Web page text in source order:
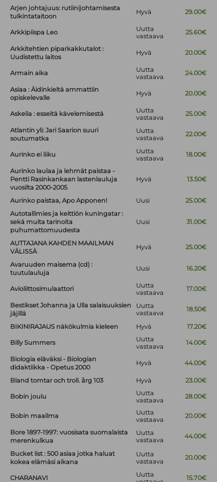
Arjen johtajuus: rutiinijohtamisesta
tulkintataitoon
Hyvä 29.00€
Arkkipiispa Leo
Uutta
vastaava
25.60€
Arkkitehtien piparkakkutalot :
Uudistettu laitos
Hyvä 20.00€
Armain aika
Uutta
vastaava
24.00€
Asiaa : Äidinkieltä ammattiin
opiskelevalle
Hyvä 20.00€
Askelia : esseitä kävelemisestä
Uutta
vastaava
25.00€
Atlantin yli: Jari Saarion suuri
soutumatka
Uutta
vastaava
22.00€
Aurinko ei liiku
Uutta
vastaava
18.00€
Aurinko laulaa ja lehmät paistaa -
Pentti Rasinkankaan lastenlauluja
vuosilta 2000-2005
Hyvä 13.50€
Aurinko paistaa, Apo Apponen! Uusi
25.00€
Autotallimies ja keittiön kuningatar :
sekä muita tarinoita
puhumattomuudesta
Uusi 31.00€
AUTTAJANA KAHDEN MAAILMAN
VÄLISSÄ
Hyvä 25.00€
Avaruuden maisema (cd) :
tuutulauluja
Uusi 16.20€
Avioliittosimulaattori
Uutta
vastaava
17.00€
Bestikset Johanna ja Ulla salaisuuksien
jäjillä
Uutta
vastaava
18.50€
BIKINIRAJAUS näkökulmia kieleen Hyvä 17.20€
Billy Summers
Uutta
vastaava
14.00€
Biologia eläväksi - Biologian
didaktiikka - Opetus 2000
Hyvä 44.00€
Bland tomtar och troll. årg 103 Hyvä 23.00€
Bobin joulu
Uutta
vastaava
28.00€
Bobin maailma
Uutta
vastaava
20.00€
Bore 1897-1997: vuosisata suomalaista
merenkulkua
Uutta
vastaava
44.00€
Bucket list : 500 asiaa jotka haluat
kokea elämäsi aikana
Uutta
vastaava
20.00€
CHARANAVI
Uutta
15.70€